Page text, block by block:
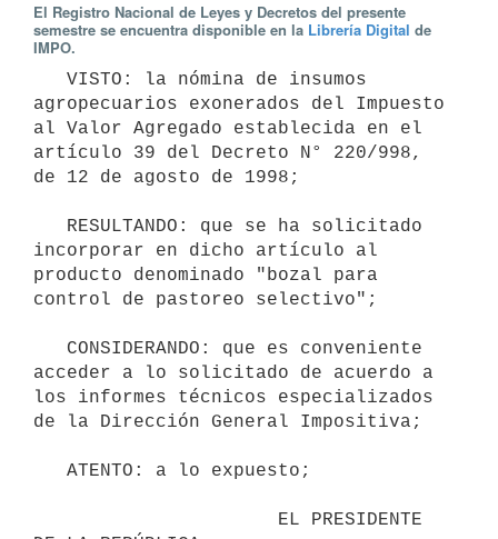
El Registro Nacional de Leyes y Decretos del presente
semestre se encuentra disponible en la Librería Digital de
IMPO.
agropecuarios exonerados del Impuesto
al Valor Agregado establecida en el
artículo 39 del Decreto N° 220/998,
de 12 de agosto de 1998;
incorporar en dicho artículo al
producto denominado "bozal para
control de pastoreo selectivo";
acceder a lo solicitado de acuerdo a
los informes técnicos especializados
de la Dirección General Impositiva;